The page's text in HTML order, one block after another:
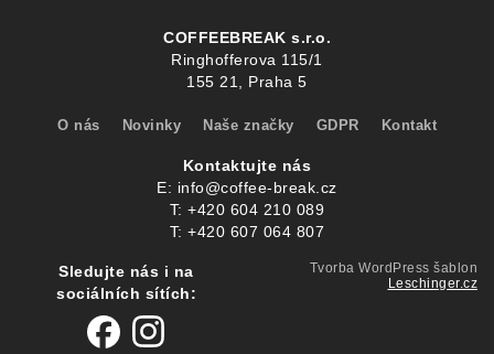
COFFEEBREAK s.r.o.
Ringhofferova 115/1
155 21, Praha 5
O nás Novinky Naše značky GDPR Kontakt
Kontaktujte nás
E: info@coffee-break.cz
T:+420 604 210 089
T:+420 607 064 807
Sledujte nás i na
sociálních sítích:
Tvorba WordPress šablon
Leschinger.cz